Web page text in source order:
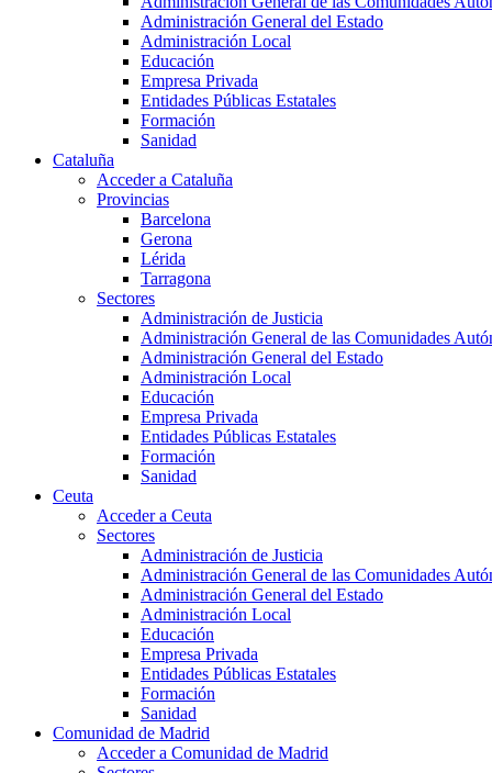
Administración General del Estado
Administración Local
Educación
Empresa Privada
Entidades Públicas Estatales
Formación
Sanidad
Cataluña
Acceder a Cataluña
Provincias
Barcelona
Gerona
Lérida
Tarragona
Sectores
Administración de Justicia
Administración General de las Comunidades
Administración General del Estado
Administración Local
Educación
Empresa Privada
Entidades Públicas Estatales
Formación
Sanidad
Ceuta
Acceder a Ceuta
Sectores
Administración de Justicia
Administración General de las Comunidades
Administración General del Estado
Administración Local
Educación
Empresa Privada
Entidades Públicas Estatales
Formación
Sanidad
Comunidad de Madrid
Acceder a Comunidad de Madrid